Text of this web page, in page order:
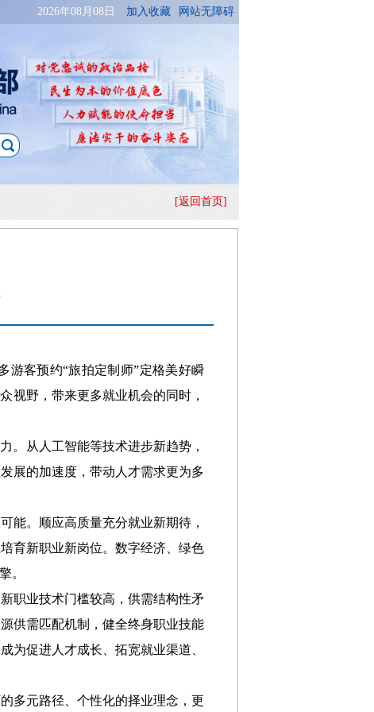
[返回首页]
游客预约“旅拍定制师”定格美好瞬
视野，带来更多就业机会的同时，
。从人工智能等技术进步新趋势，
展的加速度，带动人才需求更为多
能。顺应高质量充分就业新期待，
育新职业新岗位。数字经济、绿色
。
职业技术门槛较高，供需结构性矛
供需匹配机制，健全终身职业技能
为促进人才成长、拓宽就业渠道、
多元路径、个性化的择业理念，更